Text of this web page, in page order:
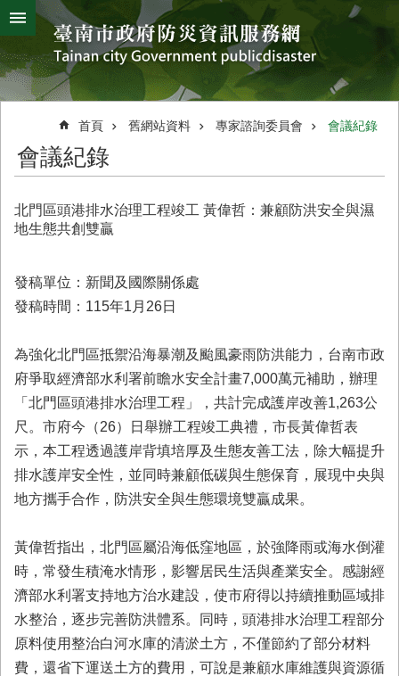
跳到主要內容區塊
搜
尋
進
階
搜
熱
字
颱
風
災
害
救
辦
簡
介
防
新
聞
業
務
專
區
服
務
網
站
導
覽
首頁 舊網站資料 專家諮詢委員會 會議紀錄
會議紀錄
北門區頭港排水治理工程竣工 黃偉哲：兼顧防洪安全與濕
地生態共創雙贏
發稿單位：新聞及國際關係處
發稿時間：115年1月26日
為強化北門區抵禦沿海暴潮及颱風豪雨防洪能力，台南市政
府爭取經濟部水利署前瞻水安全計畫7,000萬元補助，辦理
「北門區頭港排水治理工程」，共計完成護岸改善1,263公
尺。市府今（26）日舉辦工程竣工典禮，市長黃偉哲表
示，本工程透過護岸背填培厚及生態友善工法，除大幅提升
排水護岸安全性，並同時兼顧低碳與生態保育，展現中央與
地方攜手合作，防洪安全與生態環境雙贏成果。
黃偉哲指出，北門區屬沿海低窪地區，於強降雨或海水倒灌
時，常發生積淹水情形，影響居民生活與產業安全。感謝經
濟部水利署支持地方治水建設，使市府得以持續推動區域排
水整治，逐步完善防洪體系。同時，頭港排水治理工程部分
原料使用整治白河水庫的清淤土方，不僅節約了部分材料
費，還省下運送土方的費用，可說是兼顧水庫維護與資源循